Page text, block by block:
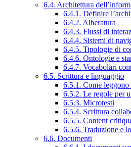
6.4. Architettura
6.4.1. Definire
6.4.2. Alberatura
6.4.3. Flussi di
6.4.4. Sistemi di
6.4.5. Tipologie di
6.4.6. Ontologie e
6.4.7. Vocabolari
6.5. Scrittura e linguaggio
6.5.1. Come
6.5.2. Le regole per
6.5.3. Microtesti
6.5.4. Scrittura
6.5.5. Content
6.5.6. Traduzione e
6.6. Documenti